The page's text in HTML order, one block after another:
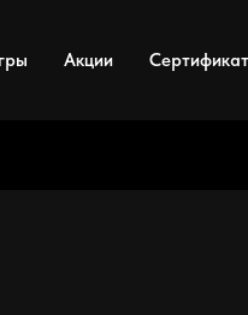
Акции